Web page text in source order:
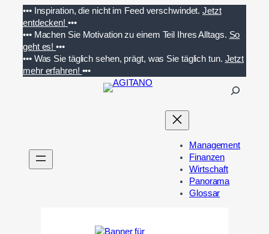
Inhalt
springen
••• Inspiration, die nicht im Feed verschwindet. Jetzt
entdecken! •••
••• Machen Sie Motivation zu einem Teil Ihres Alltags. So
geht es!•••
••• Was Sie täglich sehen, prägt, was Sie täglich tun. Jetzt
mehr erfahren! •••
n
Management
Finanzen
Wirtschaft
Panorama
Glossar